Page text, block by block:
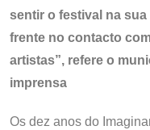
sentir o festival na
frente no contacto
artistas”, refere o
imprensa
Os dez anos do